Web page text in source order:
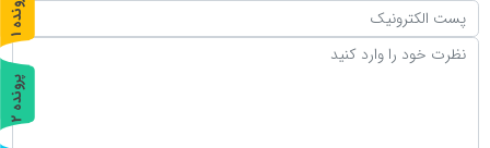
پ
ر
و
ن
د
ه
1
پ
ر
و
ن
د
ه
2